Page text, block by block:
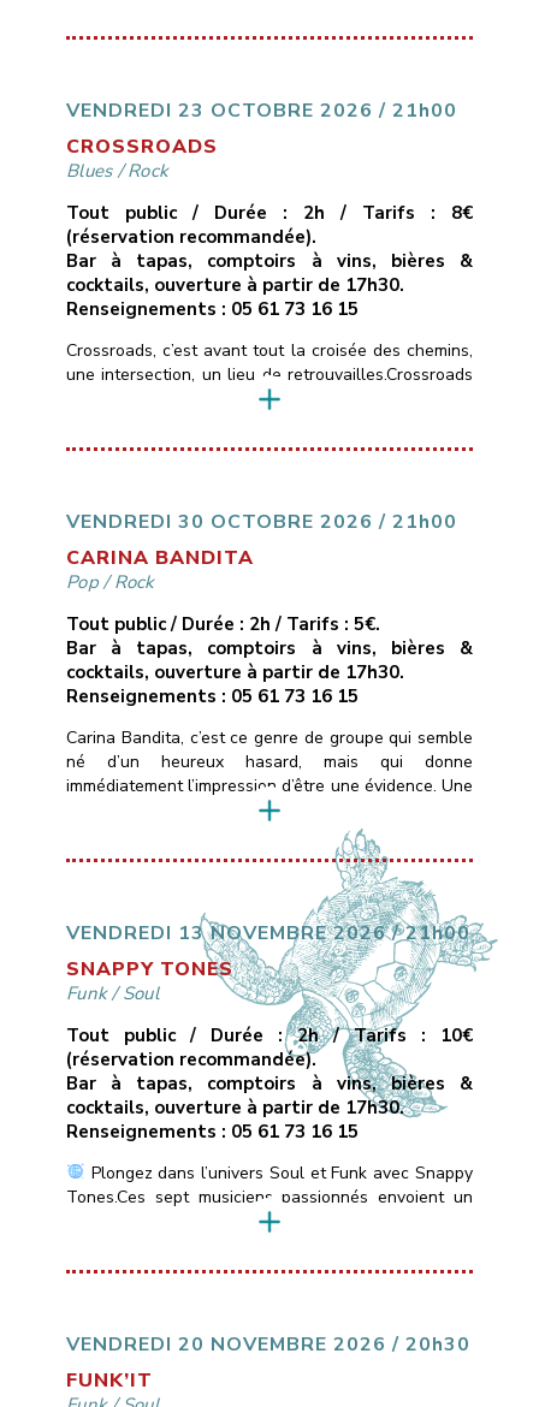
connus aux influences Blues, Soul, Rhythm & Blues
du groove !!___________________________
VENDREDI 23 OCTOBRE 2026 / 21h00
CROSSROADS
Blues/Rock
Tout public / Durée : 2h / Tarifs : 8€
(réservation recommandée).
Bar à tapas, comptoirs à vins, bières &
cocktails, ouverture à partir de 17h30.
Renseignements : 05 61 73 16 15
Crossroads, c’est avant tout la croisée des chemins,
une intersection, un lieu de retrouvailles.Crossroads
c’est aussi un hommage à la chanson de Calvin
d’une ballade blues-country en guitare-voix, à des
jonctions métissées et bruyantes.Crossroads
VENDREDI 30 OCTOBRE 2026 / 21h00
CARINA BANDITA
Pop/Rock
Tout public / Durée : 2h / Tarifs : 5€.
Bar à tapas, comptoirs à vins, bières &
cocktails, ouverture à partir de 17h30.
Renseignements : 05 61 73 16 15
Carina Bandita, c’est ce genre de groupe qui semble
né d’un heureux hasard, mais qui donne
immédiatement l’impression d’être une évidence. Une
formation rock dont les membres viennent de
différentes parties du monde, chacun portant dans
ses bagages un accent, une histoire, une couleur
musicale.Ce qui les uni, c’est une passion commune
VENDREDI 13 NOVEMBRE 2026 / 21h00
SNAPPY TONES
Funk/Soul
Tout public / Durée : 2h / Tarifs : 10€
(réservation recommandée).
Bar à tapas, comptoirs à vins, bières &
cocktails, ouverture à partir de 17h30.
Renseignements : 05 61 73 16 15
Plongez dans l’univers Soul et Funk avec Snappy
Tones.Ces sept musiciens passionnés envoient un
son vif et énergique des incontournables de la Soul
du Funk: Jamiroquai, Chaka Khan, Earth, Wind &
conso )
Les Marins d’Eau […]
VENDREDI 20 NOVEMBRE 2026 / 20h30
FUNK’IT